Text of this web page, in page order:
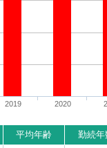
2019 2020
平均年齢 勤続年